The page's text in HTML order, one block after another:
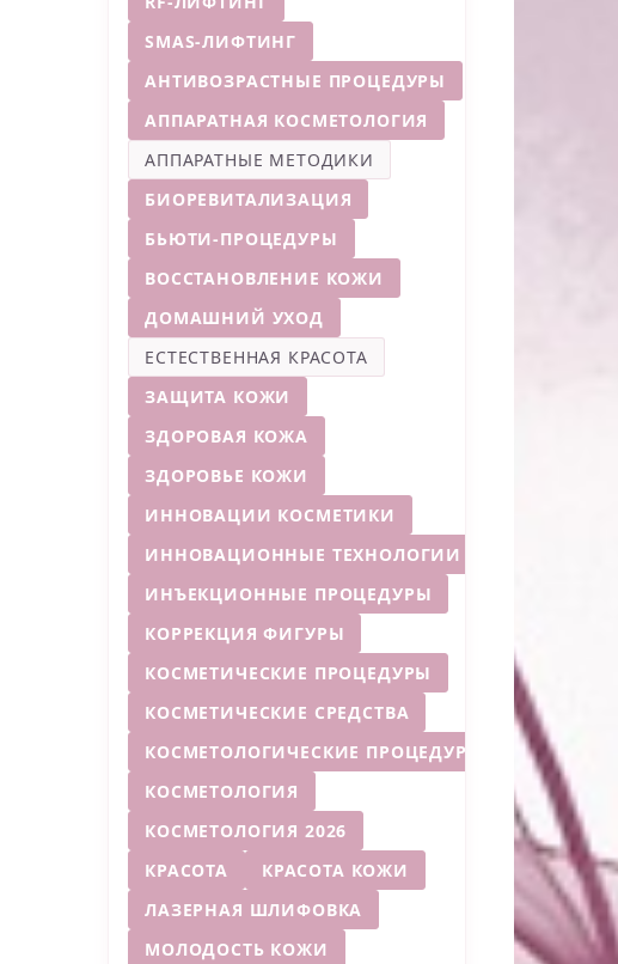
SMAS-ЛИФТИНГ
АНТИВОЗРАСТНЫЕ ПРОЦЕДУРЫ
АППАРАТНАЯ КОСМЕТОЛОГИЯ
АППАРАТНЫЕ МЕТОДИКИ
БИОРЕВИТАЛИЗАЦИЯ
БЬЮТИ-ПРОЦЕДУРЫ
ВОССТАНОВЛЕНИЕ КОЖИ
ДОМАШНИЙ УХОД
ЕСТЕСТВЕННАЯ КРАСОТА
ЗАЩИТА КОЖИ
ЗДОРОВАЯ КОЖА
ЗДОРОВЬЕ КОЖИ
ИННОВАЦИИ КОСМЕТИКИ
ИННОВАЦИОННЫЕ ТЕХНОЛОГИИ
ИНЪЕКЦИОННЫЕ ПРОЦЕДУРЫ
КОРРЕКЦИЯ ФИГУРЫ
КОСМЕТИЧЕСКИЕ ПРОЦЕДУРЫ
КОСМЕТИЧЕСКИЕ СРЕДСТВА
КОСМЕТОЛОГИЧЕСКИЕ ПРОЦЕДУРЫ
КОСМЕТОЛОГИЯ
КОСМЕТОЛОГИЯ 2026
КРАСОТА
КРАСОТА КОЖИ
ЛАЗЕРНАЯ ШЛИФОВКА
МОЛОДОСТЬ КОЖИ